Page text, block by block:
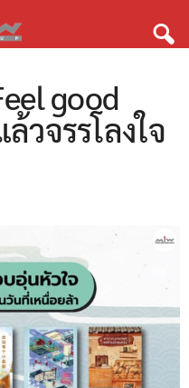
good
วจรรโลงใจ